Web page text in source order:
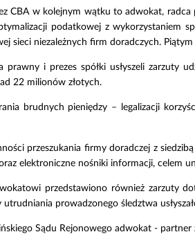
CBA w kolejnym wątku to adwokat,
podatkowej z wykorzystaniem
sieci niezależnych firm doradczych.
prawny i prezes spółki usłyszeli zarzuty
22 milionów złotych.
brudnych pieniędzy – legalizacji
przeszukania firmy doradczej z
elektroniczne nośniki informacji, celem
przedstawiono również zarzuty
utrudniania prowadzonego śledztwa
Sądu Rejonowego adwokat -